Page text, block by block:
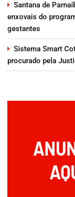
Santana de
enxovais do
gestantes
Sistema Smart
procurado pela